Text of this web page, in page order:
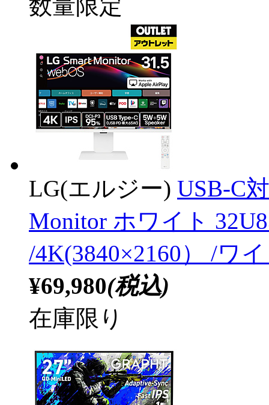
数量限定
LG(エルジー) USB-C
Monitor ホワイト
/4K(3840×2160） /ワ
¥69,980(税込)
在庫限り